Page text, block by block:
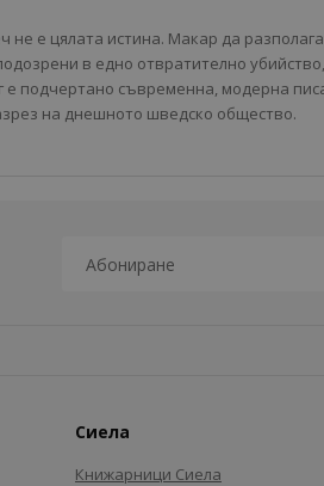
не е цялата истина. Макар да
в едно отвратително
е подчертано съвременна, модерна
на днешното шведско общество.
Сиела
Книжарници Сиела